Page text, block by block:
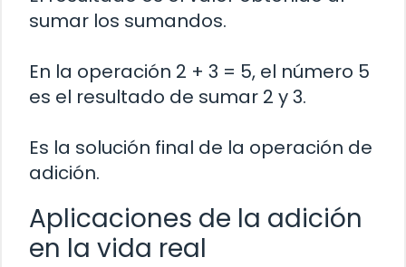
sumar los sumandos.
En la operación 2 + 3 = 5, el número 5
es el resultado de sumar 2 y 3.
Es la solución final de la operación de
adición.
Aplicaciones de la adición
en la vida real